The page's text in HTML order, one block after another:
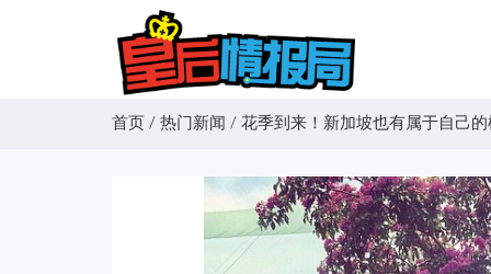
首页 / 热门新闻 / 花季到来！新加坡也有属于自己